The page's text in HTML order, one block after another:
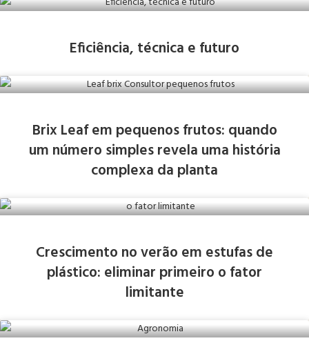
Eficiência, técnica e futuro
Brix Leaf em pequenos frutos: quando
um número simples revela uma história
complexa da planta
Crescimento no verão em estufas de
plástico: eliminar primeiro o fator
limitante